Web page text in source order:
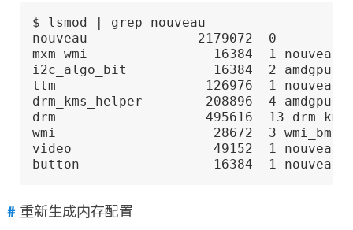
$ lsmod | grep nouveau
nouveau              2179072  0
mxm_wmi                16384  1 nouveau
i2c_algo_bit           16384  2
ttm                   126976  1 nouveau
drm_kms_helper        208896  4
drm                   495616  13
wmi                    28672  3
video                  49152  1 nouveau
button                 16384  1 nouveau
重新生成内存配置